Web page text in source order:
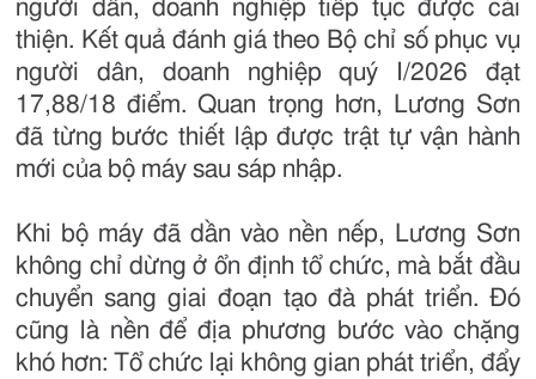
người dân, doanh nghiệp tiếp tục được cải
thiện. Kết quả đánh giá theo Bộ chỉ số phục vụ
người dân, doanh nghiệp quý I/2026 đạt
17,88/18 điểm. Quan trọng hơn, Lương Sơn
đã từng bước thiết lập được trật tự vận hành
mới của bộ máy sau sáp nhập.
Khi bộ máy đã dần vào nền nếp, Lương Sơn
không chỉ dừng ở ổn định tổ chức, mà bắt đầu
chuyển sang giai đoạn tạo đà phát triển. Đó
cũng là nền để địa phương bước vào chặng
khó hơn: Tổ chức lại không gian phát triển, đẩy